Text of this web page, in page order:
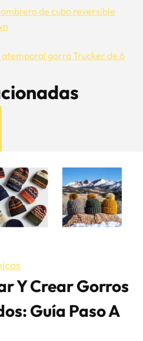
de cubo reversible
atemporal gorra Trucker de 6
Y Crear Gorros
Guía Paso A